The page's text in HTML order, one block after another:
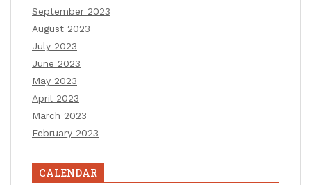
September 2023
August 2023
July 2023
June 2023
May 2023
April 2023
March 2023
February 2023
CALENDAR